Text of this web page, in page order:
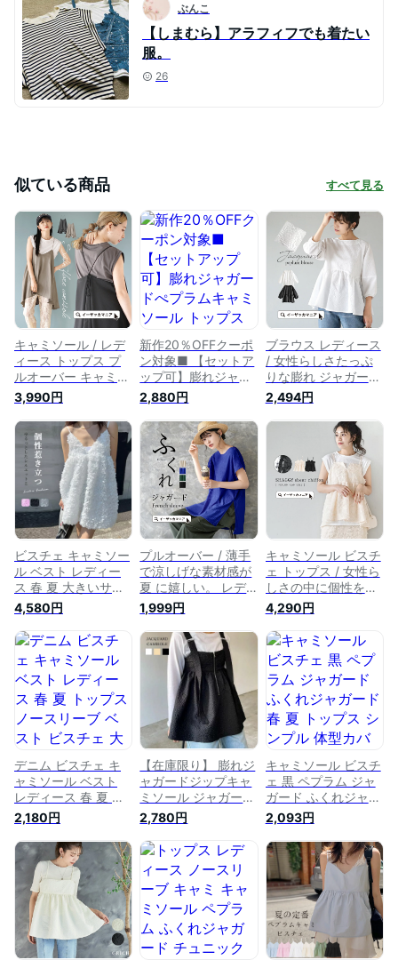
ぶんこ
【しまむら】アラフィフでも着たい
服。
26
似ている商品 すべて見る
キャミソール / レデ
ィース トップス プ
ルオーバー キャミ
ノースリーブ ノース
リ 袖なし Vネック ロ
ング チュニック サ
テン レイヤード き
れいめ 上品 高見え
ゆったり 夏 【メー
ル便可22】◆サテン
フレアキャミソール
3,990円
新作20％OFFクーポ
ン対象■ 【セットア
ップ可】膨れジャガ
ードぺプラムキャミ
ソール トップス レ
ディース 春 夏 秋 M
レイヤード Aライン
ビスチェ ≪ゆうメー
ル便配送20・代引不
可≫
2,880円
ブラウス レディース
/ 女性らしさたっぷ
りな膨れ ジャガード
ブラウス。 トップス
プルオーバー クルー
ネック 丸首 七分袖
体型カバー ゆったり
フレア ペプラム き
れいめ 上品 フェミ
ニン 高見え 華やか
おしゃれ 秋 【メー
ル便可22】◆膨れジ
ャガード ペプラムブ
ラウス
2,494円
ビスチェ キャミソー
ル ベスト レディー
ス 春 夏 大きいサイ
ズ トップス プルオ
ーバー ロング丈 キ
ャミソールビスチェ
ペプラス フレア 花
柄 立体感 ベスト vネ
ック ノースリーブ
レイヤード 重ね着
無地 ゆったり おし
ゃれ
4,580円
プルオーバー / 薄手
で涼しげな素材感が
夏 に嬉しい。 レデ
ィース トップス カ
ットソー 半袖 半そ
で クルーネック 丸
首 ロング丈 チュニ
ック丈 ジャガード
大きいサイズ ゆった
り 体型カバー 楽ち
ん きれいめ 上品
【メール便可22】◆
ふくれジャガード フ
レンチスリーブ
1,999円
キャミソール ビスチ
ェ トップス / 女性ら
しさの中に個性を演
出。 トップス プル
オーバー キャミ ベ
スト ペプラム 薄手
透け感 シアー シャ
ギー 大きいサイズ
ゆったり きれいめ
上品 セットアップ
おしゃれ 夏 【メー
ル便可22】◆シャギ
ー シフォン ペプラ
ムキャミソール
4,290円
デニム ビスチェ キ
ャミソール ベスト
レディース 春 夏 ト
ップス ノースリーブ
ベスト ビスチェ 大
きいサイズ リボン
肩リボン デニムベス
ト プルオーバー シ
ョート丈 ペプラム
フレア 重ね着 レイ
ヤード 無地 大人可
愛い きれいめ おし
ゃれ ゆったり 体型
2,180円
【在庫限り】 膨れジ
ャガードジップキャ
ミソール ジャガード
キャミソール モノト
ーンコーデ ブラック
ホワイト ベージュ
RUMOR 重ね着 タン
クトップ チュニック
レイヤード 黒 白 レ
ディーストップス ア
パレル rumor チュニ
ック キャミ t シャツ
の 上 に 着る キャミ
2,780円
キャミソール ビスチ
ェ 黒 ペプラム ジャ
ガード ふくれジャガ
ード 春 夏 トップス
シンプル 体型カバー
大人 薄手 フレア ゆ
ったり 楽ちん おし
ゃれ 無地 キャミビ
スチェ バッククロス
重ね着 レイヤード
ポコポコ Aライン ミ
ドル丈
2,093円